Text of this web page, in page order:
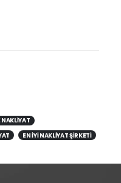
NAKLIYAT
EN IYI NAKLIYAT ŞIRKETI